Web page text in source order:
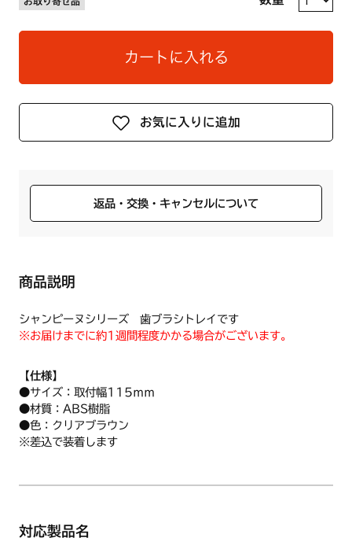
カートに入れる
お気に入りに追加
返品・交換・キャンセルについて
商品説明
シャンピーヌシリーズ 歯ブラシトレイです
※お届けまでに約1週間程度かかる場合がございます。
【仕様】
●サイズ：取付幅115ｍｍ
●材質：ABS樹脂
●色：クリアブラウン
※差込で装着します
対応製品名